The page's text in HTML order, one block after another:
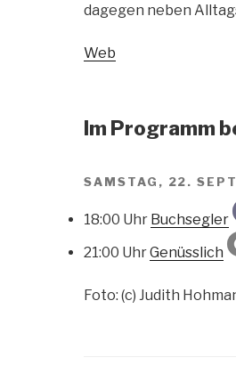
dagegen neben
Web
Im Programm
SAMSTAG, 22.
18:00 Uhr Buchsegler
21:00 UhrGenüsslich
Foto: (c) Judith